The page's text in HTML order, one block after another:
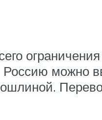
Россию можно